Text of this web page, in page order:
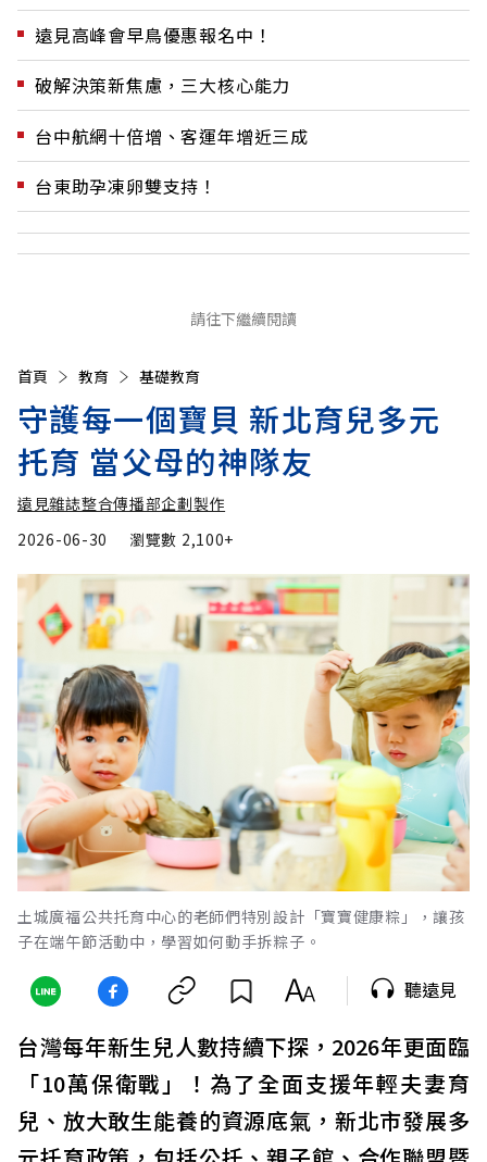
遠見高峰會早鳥優惠報名中！
破解決策新焦慮，三大核心能力
台中航網十倍增、客運年增近三成
台東助孕凍卵雙支持！
請往下繼續閱讀
首頁 教育 基礎教育
守護每一個寶貝 新北育兒多元
托育 當父母的神隊友
遠見雜誌整合傳播部企劃製作
2026-06-30
瀏覽數 2,100+
土城廣福公共托育中心的老師們特別設計「寶寶健康粽」，讓孩
子在端午節活動中，學習如何動手拆粽子。
聽遠見
台灣每年新生兒人數持續下探，2026年更面臨
「10萬保衛戰」！為了全面支援年輕夫妻育
兒、放大敢生能養的資源底氣，新北市發展多